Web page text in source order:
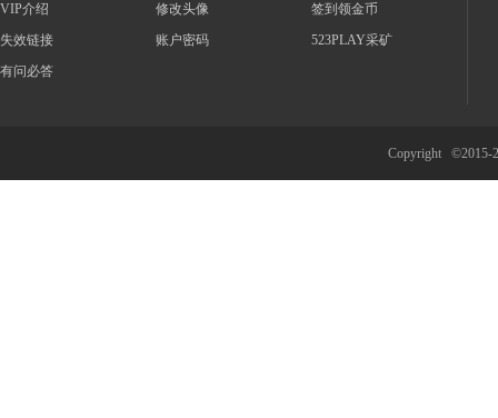
VIP介绍
失效链接
有问必答
修改头像
账户密码
签到领金币
523PLAY采矿
Copyright ©2015-